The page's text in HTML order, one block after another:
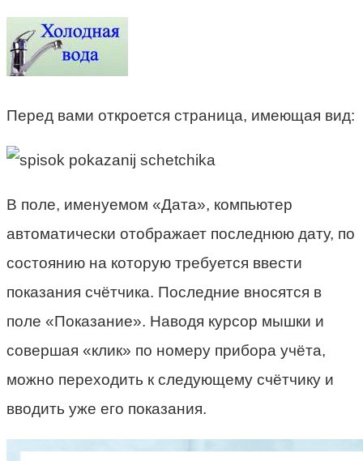
Перед вами откроется страница, имеющая вид:
В поле, именуемом «Дата», компьютер
автоматически отображает последнюю дату, по
состоянию на которую требуется ввести
показания счётчика. Последние вносятся в
поле «Показание». Наводя курсор мышки и
совершая «клик» по номеру прибора учёта,
можно переходить к следующему счётчику и
вводить уже его показания.